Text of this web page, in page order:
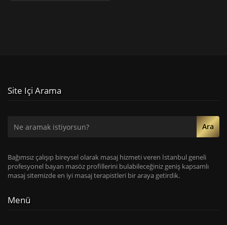
Site Içi Arama
Ara
Bağımsız çalışıp bireysel olarak masaj hizmeti veren İstanbul geneli
profesyonel bayan masöz profillerini bulabileceğiniz geniş kapsamlı
masaj sitemizde en iyi masaj terapistleri bir araya getirdik.
Menü